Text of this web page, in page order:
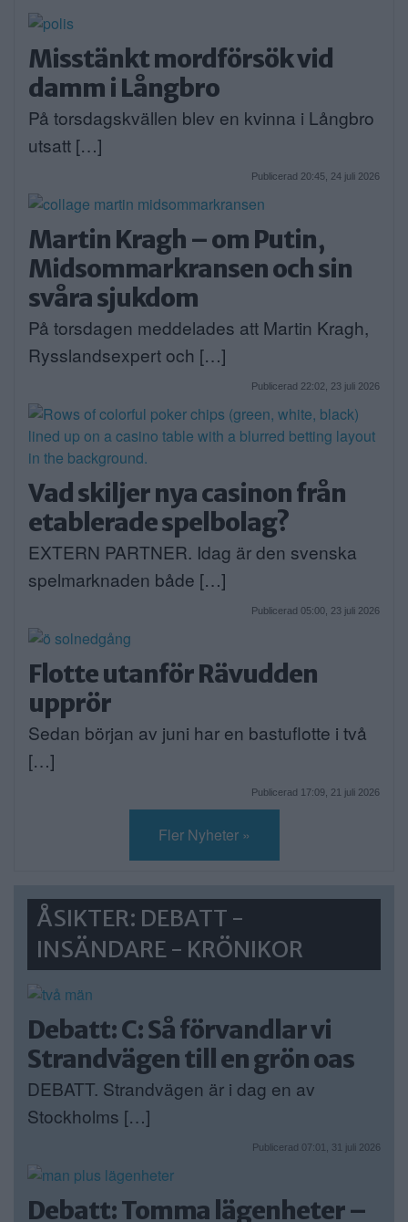
Misstänkt mordförsök vid
damm i Långbro
På torsdagskvällen blev en kvinna i Långbro
utsatt […]
Publicerad 20:45, 24 juli 2026
Martin Kragh – om Putin,
Midsommarkransen och sin
svåra sjukdom
På torsdagen meddelades att Martin Kragh,
Rysslandsexpert och […]
Publicerad 22:02, 23 juli 2026
Vad skiljer nya casinon från
etablerade spelbolag?
EXTERN PARTNER. Idag är den svenska
spelmarknaden både […]
Publicerad 05:00, 23 juli 2026
Flotte utanför Rävudden
upprör
Sedan början av juni har en bastuflotte i två
[…]
Publicerad 17:09, 21 juli 2026
Fler Nyheter »
ÅSIKTER: DEBATT -
INSÄNDARE - KRÖNIKOR
Debatt: C: Så förvandlar vi
Strandvägen till en grön oas
DEBATT. Strandvägen är i dag en av
Stockholms […]
Publicerad 07:01, 31 juli 2026
Debatt: Tomma lägenheter –